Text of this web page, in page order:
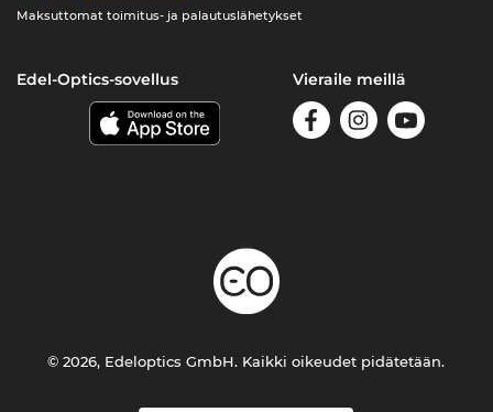
Maksuttomat toimitus- ja palautuslähetykset
Edel-Optics-sovellus Vieraile meillä
© 2026, Edeloptics GmbH. Kaikki oikeudet pidätetään.